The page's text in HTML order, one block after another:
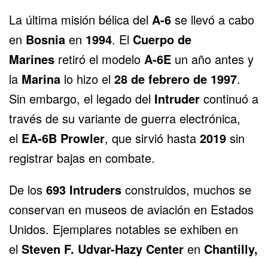
La última misión bélica del A-6 se llevó a cabo
en Bosnia en 1994. El Cuerpo de
Marines retiró el modelo A-6E un año antes y
la Marina lo hizo el 28 de febrero de 1997.
Sin embargo, el legado del Intruder continuó a
través de su variante de guerra electrónica,
el EA-6B Prowler, que sirvió hasta 2019 sin
registrar bajas en combate.
De los 693 Intruders construidos, muchos se
conservan en museos de aviación en Estados
Unidos. Ejemplares notables se exhiben en
el Steven F. Udvar-Hazy Center en Chantilly,